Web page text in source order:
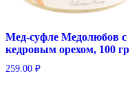
Мед-суфле Медолюбов с
кедровым орехом, 100 гр
259.00 ₽